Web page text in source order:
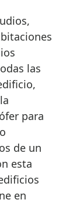
las
para
de un
esta
en